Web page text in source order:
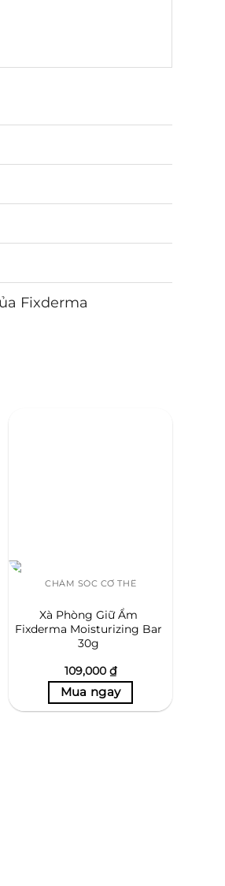
Fixderma
CHĂM SÓC CƠ THỂ
Xà Phòng Giữ Ẩm
Fixderma Moisturizing Bar
30g
109,000₫